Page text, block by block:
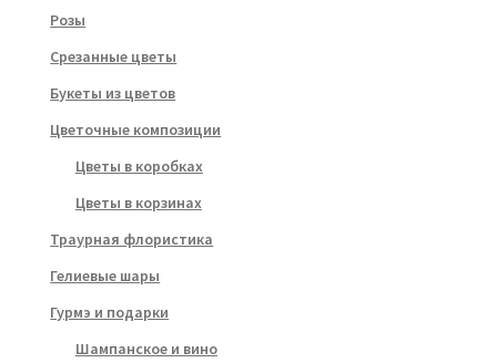
Розы
Срезанные цветы
Букеты из цветов
Цветочные композиции
Цветы в коробках
Цветы в корзинах
Траурная флористика
Гелиевые шары
Гурмэ и подарки
Шампанское и вино